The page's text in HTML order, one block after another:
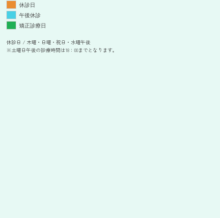
休診日
午後休診
矯正診療日
休診日 / 木曜・日曜・祝日・水曜午後
※土曜日午後の診療時間は18：00までとなります。